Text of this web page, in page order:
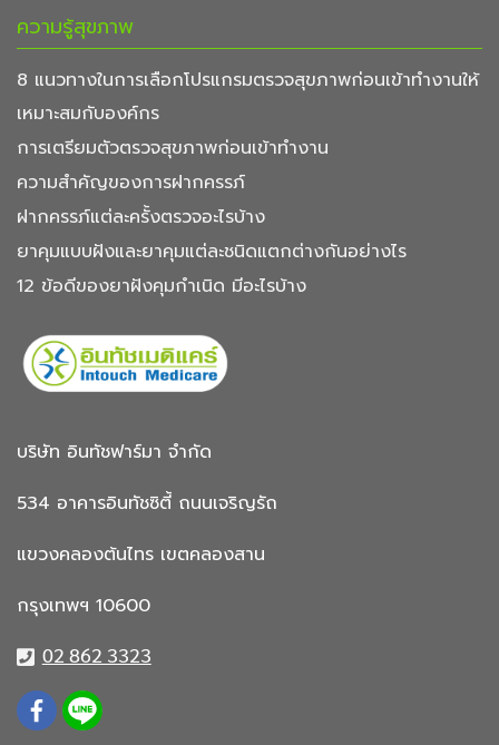
ความรู้สุขภาพ
8 แนวทางในการเลือกโปรแกรมตรวจสุขภาพก่อนเข้าทำงานให้
เหมาะสมกับองค์กร
การเตรียมตัวตรวจสุขภาพก่อนเข้าทำงาน
ความสำคัญของการฝากครรภ์
ฝากครรภ์แต่ละครั้งตรวจอะไรบ้าง
ยาคุมแบบฝังและยาคุมแต่ละชนิดแตกต่างกันอย่างไร
12 ข้อดีของยาฝังคุมกำเนิด มีอะไรบ้าง
บริษัท อินทัชฟาร์มา จำกัด
534 อาคารอินทัชซิตี้ ถนนเจริญรัถ
แขวงคลองต้นไทร เขตคลองสาน
กรุงเทพฯ 10600
02 862 3323